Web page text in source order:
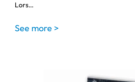
Lors…
See more >